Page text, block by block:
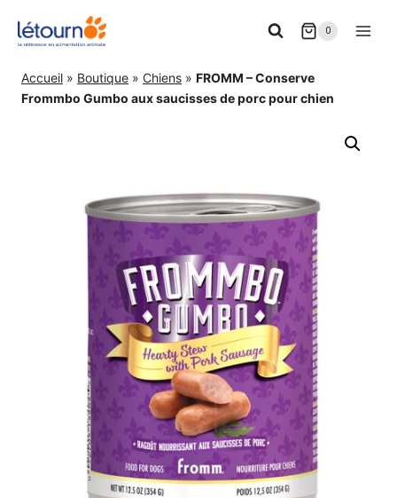
0
Accueil » Boutique » Chiens » FROMM – Conserve
Frommbo Gumbo aux saucisses de porc pour chien